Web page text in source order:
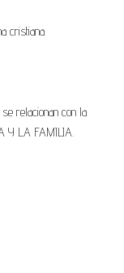
cristiana
relacionan con la
Y LA FAMILIA.